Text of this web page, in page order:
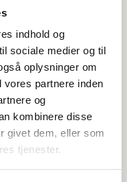
indhold og
sociale medier og til
oplysninger om
partnere inden
og
kombinere disse
givet dem, eller som
tjenester.
personlige
og